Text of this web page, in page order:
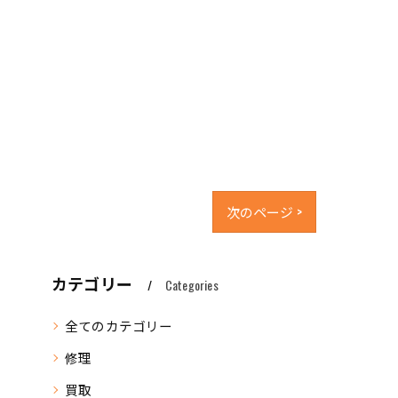
次のページ >
カテゴリー Categories
全てのカテゴリー
修理
買取